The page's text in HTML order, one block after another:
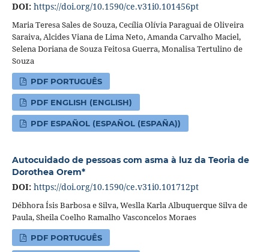
DOI: https://doi.org/10.1590/ce.v31i0.101456pt
Maria Teresa Sales de Souza, Cecília Olívia Paraguai de Oliveira
Saraiva, Alcides Viana de Lima Neto, Amanda Carvalho Maciel,
Selena Doriana de Souza Feitosa Guerra, Monalisa Tertulino de
Souza
PDF PORTUGUÊS
PDF ENGLISH (ENGLISH)
PDF ESPAÑOL (ESPAÑOL (ESPAÑA))
Autocuidado de pessoas com asma à luz da Teoria de
Dorothea Orem*
DOI: https://doi.org/10.1590/ce.v31i0.101712pt
Débhora Ísis Barbosa e Silva, Weslla Karla Albuquerque Silva de
Paula, Sheila Coelho Ramalho Vasconcelos Moraes
PDF PORTUGUÊS